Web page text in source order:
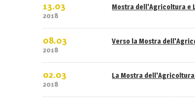
13.03
2018
Mostra dell'Agricoltura e
08.03
2018
Verso la Mostra
02.03
2018
La Mostra dell'Agricoltura